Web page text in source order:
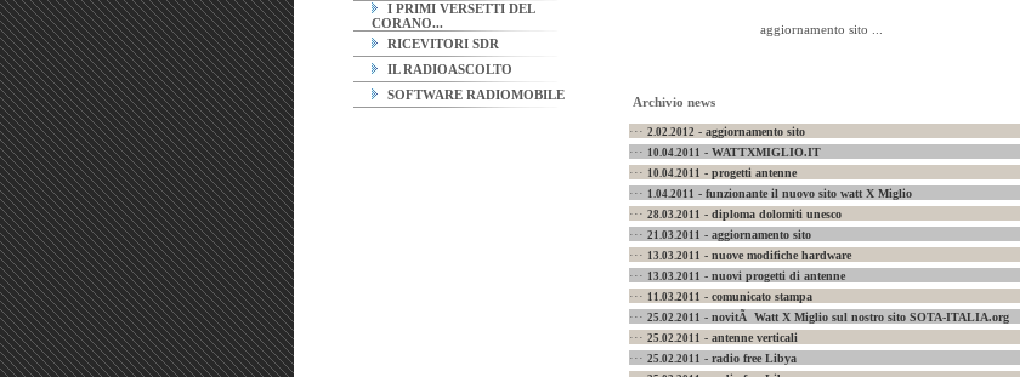
I PRIMI VERSETTI DEL
CORANO...
RICEVITORI SDR
IL RADIOASCOLTO
SOFTWARE RADIOMOBILE
aggiornamento sito ...
Archivio news
··· 2.02.2012 - aggiornamento sito
··· 10.04.2011 - WATTXMIGLIO.IT
··· 10.04.2011 - progetti antenne
··· 1.04.2011 - funzionante il nuovo sito watt X Miglio
··· 28.03.2011 - diploma dolomiti unesco
··· 21.03.2011 - aggiornamento sito
··· 13.03.2011 - nuove modifiche hardware
··· 13.03.2011 - nuovi progetti di antenne
··· 11.03.2011 - comunicato stampa
··· 25.02.2011 - novitÃ Watt X Miglio sul nostro sito SOTA-ITALIA.org
··· 25.02.2011 - antenne verticali
··· 25.02.2011 - radio free Libya